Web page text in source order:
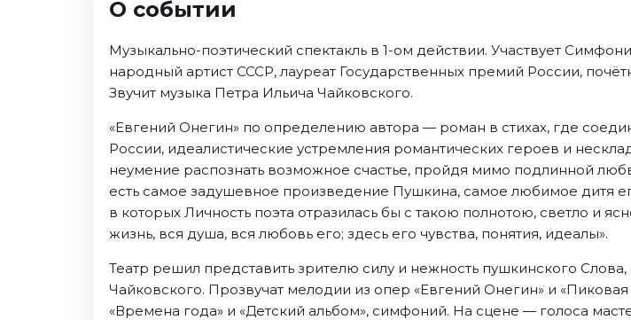
Сентябрь 2026
Декабрь 2026
Декабрь 2026
Сентябрь 2026
О событии
Музыкально-поэтический спектакль в 1-ом действии. Участвует
народный артист СССР, лауреат Государственных премий России,
Звучит музыка Петра Ильича Чайковского.
«Евгений Онегин» по определению автора — роман в стихах, где
России, идеалистические устремления романтических героев и
неумение распознать возможное счастье, пройдя мимо подлинной
есть самое задушевное произведение Пушкина, самое любимое дитя
в которых Личность поэта отразилась бы с такою полнотою, светло и
жизнь, вся душа, вся любовь его; здесь его чувства, понятия, идеалы».
Театр решил представить зрителю силу и нежность пушкинского
Чайковского. Прозвучат мелодии из опер «Евгений Онегин» и
«Времена года» и «Детский альбом», симфоний. На сцене — голоса